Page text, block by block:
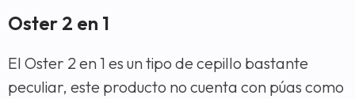
Oster 2 en 1
El Oster 2 en 1 es un tipo de cepillo bastante
peculiar, este producto no cuenta con púas como